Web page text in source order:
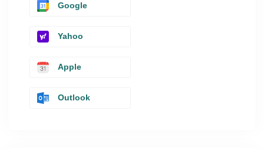
Google
Yahoo
Apple
Outlook